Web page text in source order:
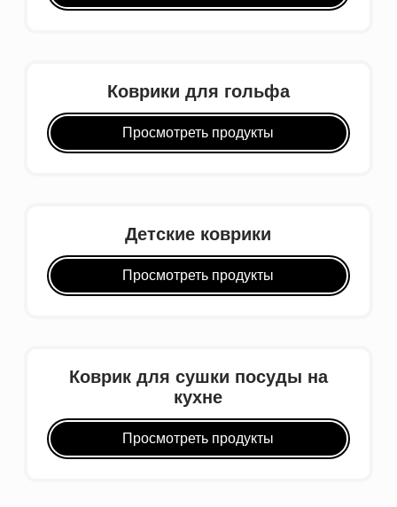
Коврики для гольфа
Просмотреть продукты
Детские коврики
Просмотреть продукты
Коврик для сушки посуды на
кухне
Просмотреть продукты